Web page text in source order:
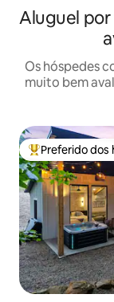
Aluguel
Os hóspedes
muito bem
Entre os
Preferido dos